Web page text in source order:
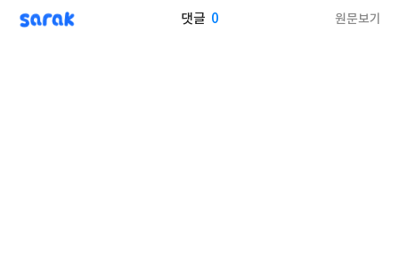
sarak 댓글 0 원문보기